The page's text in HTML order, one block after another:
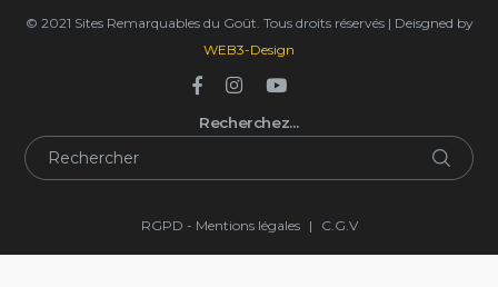
© 2021 Sites Remarquables du Goût. Tous droits réservés | Deisgned by
WEB3-Design
Recherchez…
RGPD - Mentions légales | C.G.V